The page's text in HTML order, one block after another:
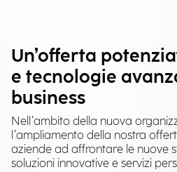
Un’offerta
e tecnologie
business
Nell’ambito della nuova
l’ampliamento della nostra
aziende ad affrontare le nuove
soluzioni innovative e servizi